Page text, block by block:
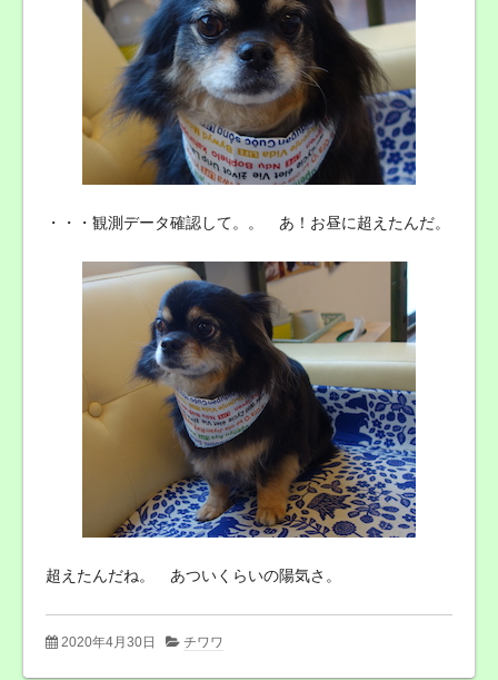
・・・観測データ確認して。。 あ！お昼に超えたんだ。
超えたんだね。 あついくらいの陽気さ。
2020年4月30日 チワワ